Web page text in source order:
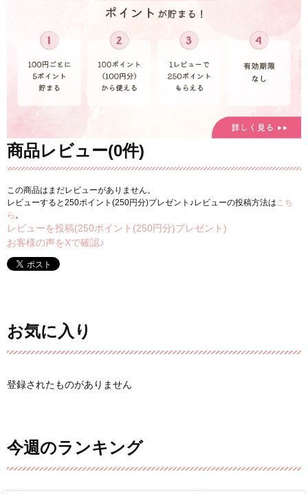
商品レビュー(0件)
この商品はまだレビューがありません。
レビューすると250ポイント(250円分)プレゼント♪レビューの投稿方法は こち
ら 。
レビューを投稿(250ポイント(250円分)プレゼント)
お客様の声をXで確認♪
お気に入り
登録されたものがありません
今週のランキング